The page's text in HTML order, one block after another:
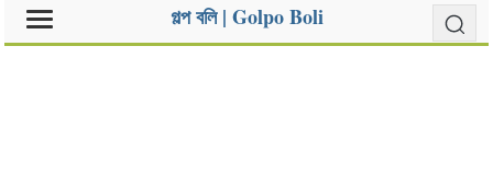
গল্প বলি | Golpo Boli